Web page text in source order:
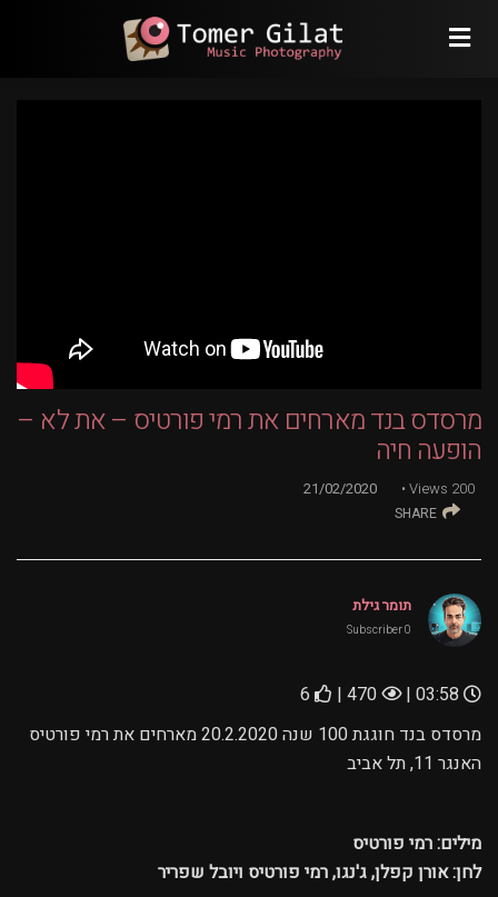
מרסדס בנד מארחים את רמי פורטיס – את לא –
הופעה חיה
200
Views
21/02/2020
SHARE
תומר גילת
0 Subscriber
מרסדס בנד חוגגת 100 שנה 20.2.2020 מארחים את רמי פורטיס
האנגר 11, תל אביב
מילים: רמי פורטיס
לחן: אורן קפלן, ג'נגו, רמי פורטיס ויובל שפריר